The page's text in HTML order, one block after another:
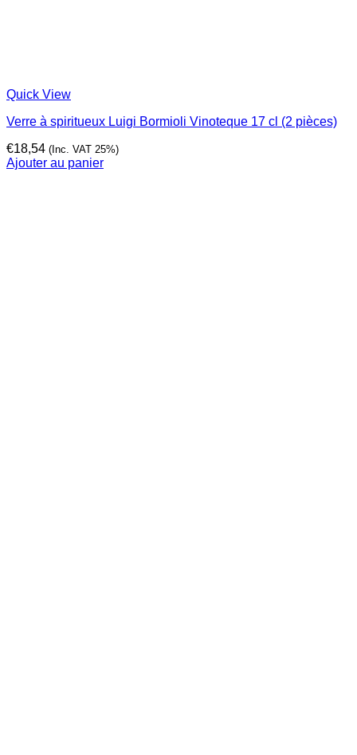
Quick View
Verre à spiritueux Luigi Bormioli Vinoteque 17 cl (2 pièces)
€18,54 (Inc. VAT 25%)
Ajouter au panier